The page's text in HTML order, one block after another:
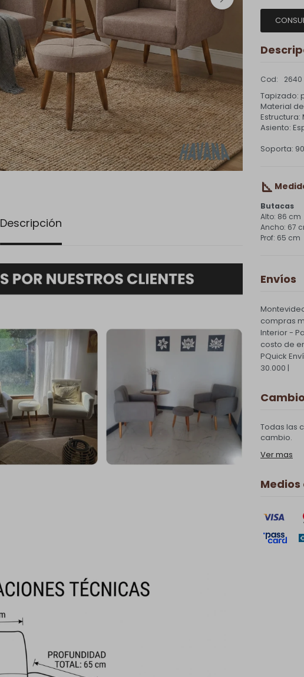
Descripción
2640
Tapizado:
Material
Asiento:
Soporta:
Butacas
86 cm
67
65 cm
Envíos
compras
Interior -
costo de
PQuick
30.000 |
Todas las
cambio.
Ver mas